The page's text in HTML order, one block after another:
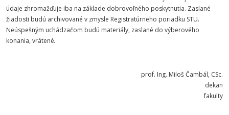
údaje zhromažďuje iba na základe dobrovoľného poskytnutia. Zaslané
žiadosti budú archivované v zmysle Registratúrneho poriadku STU.
Neúspešným uchádzačom budú materiály, zaslané do výberového
konania, vrátené.
prof. Ing. Miloš Čambál, CSc.
dekan
fakulty